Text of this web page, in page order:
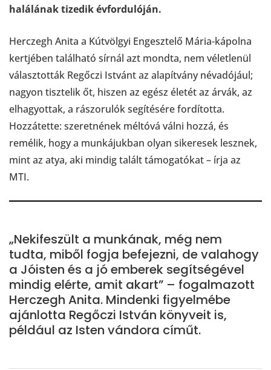
halálának tizedik évfordulóján.
Herczegh Anita a Kútvölgyi Engesztelő Mária-kápolna
kertjében található sírnál azt mondta, nem véletlenül
választották Regőczi Istvánt az alapítvány névadójául;
nagyon tisztelik őt, hiszen az egész életét az árvák, az
elhagyottak, a rászorulók segítésére fordította.
Hozzátette: szeretnének méltóvá válni hozzá, és
remélik, hogy a munkájukban olyan sikeresek lesznek,
mint az atya, aki mindig talált támogatókat – írja az
MTI.
„Nekifeszült a munkának, még nem
tudta, miből fogja befejezni, de valahogy
a Jóisten és a jó emberek segítségével
mindig elérte, amit akart” – fogalmazott
Herczegh Anita. Mindenki figyelmébe
ajánlotta Regőczi István könyveit is,
például az Isten vándora címűt.